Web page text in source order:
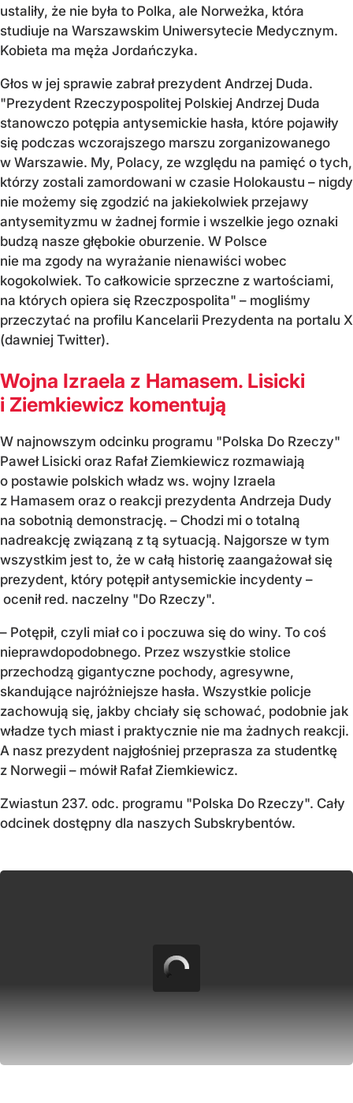
ustaliły, że nie była to Polka, ale Norweżka, która
studiuje na Warszawskim Uniwersytecie Medycznym.
Kobieta ma męża Jordańczyka.
Głos w jej sprawie zabrał prezydent Andrzej Duda.
"Prezydent Rzeczypospolitej Polskiej Andrzej Duda
stanowczo potępia antysemickie hasła, które pojawiły
się podczas wczorajszego marszu zorganizowanego
w Warszawie. My, Polacy, ze względu na pamięć o tych,
którzy zostali zamordowani w czasie Holokaustu – nigdy
nie możemy się zgodzić na jakiekolwiek przejawy
antysemityzmu w żadnej formie i wszelkie jego oznaki
budzą nasze głębokie oburzenie. W Polsce
nie ma zgody na wyrażanie nienawiści wobec
kogokolwiek. To całkowicie sprzeczne z wartościami,
na których opiera się Rzeczpospolita" – mogliśmy
przeczytać na profilu Kancelarii Prezydenta na portalu X
(dawniej Twitter).
Wojna Izraela z Hamasem. Lisicki
i Ziemkiewicz komentują
W najnowszym odcinku programu "Polska Do Rzeczy"
Paweł Lisicki oraz Rafał Ziemkiewicz rozmawiają
o postawie polskich władz ws. wojny Izraela
z Hamasem oraz o reakcji prezydenta Andrzeja Dudy
na sobotnią demonstrację. – Chodzi mi o totalną
nadreakcję związaną z tą sytuacją. Najgorsze w tym
wszystkim jest to, że w całą historię zaangażował się
prezydent, który potępił antysemickie incydenty –
ocenił red. naczelny "Do Rzeczy".
– Potępił, czyli miał co i poczuwa się do winy. To coś
nieprawdopodobnego. Przez wszystkie stolice
przechodzą gigantyczne pochody, agresywne,
skandujące najróżniejsze hasła. Wszystkie policje
zachowują się, jakby chciały się schować, podobnie jak
władze tych miast i praktycznie nie ma żadnych reakcji.
A nasz prezydent najgłośniej przeprasza za studentkę
z Norwegii – mówił Rafał Ziemkiewicz.
Zwiastun 237. odc. programu "Polska Do Rzeczy". Cały
odcinek dostępny dla naszych Subskrybentów.